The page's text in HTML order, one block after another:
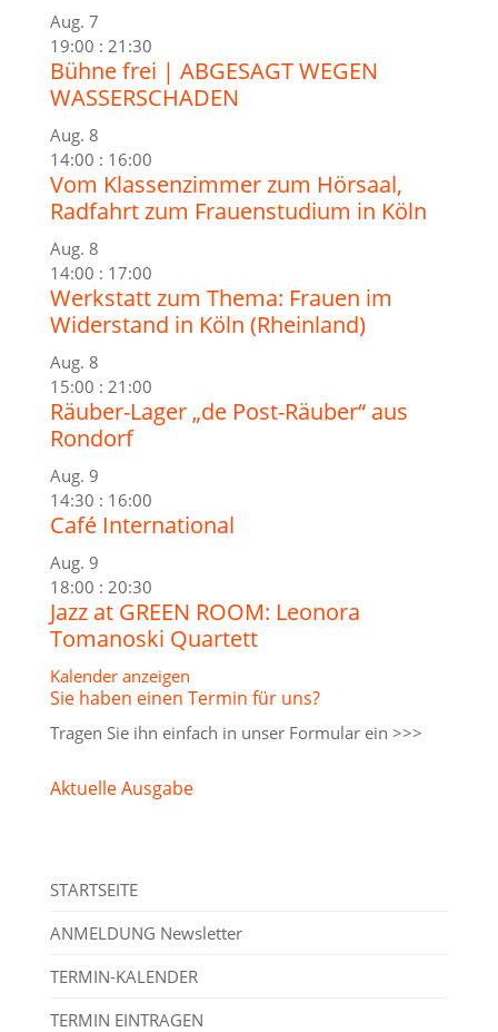
Aug. 7
19:00 : 21:30
Bühne frei | ABGESAGT WEGEN
WASSERSCHADEN
Aug. 8
14:00 : 16:00
Vom Klassenzimmer zum Hörsaal,
Radfahrt zum Frauenstudium in Köln
Aug. 8
14:00 : 17:00
Werkstatt zum Thema: Frauen im
Widerstand in Köln (Rheinland)
Aug. 8
15:00 : 21:00
Räuber-Lager „de Post-Räuber“ aus
Rondorf
Aug. 9
14:30 : 16:00
Café International
Aug. 9
18:00 : 20:30
Jazz at GREEN ROOM: Leonora
Tomanoski Quartett
Kalender anzeigen
Sie haben einen Termin für uns?
Tragen Sie ihn einfach in unser Formular ein >>>
Aktuelle Ausgabe
STARTSEITE
ANMELDUNG Newsletter
TERMIN-KALENDER
TERMIN EINTRAGEN